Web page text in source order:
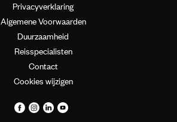
Privacyverklaring
Algemene Voorwaarden
Duurzaamheid
Reisspecialisten
Contact
Cookies wijzigen